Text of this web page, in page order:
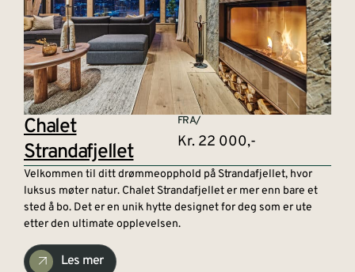
Chalet
Strandafjellet
FRA/
Kr. 22 000,-
Velkommen til ditt drømmeopphold på Strandafjellet, hvor
luksus møter natur. Chalet Strandafjellet er mer enn bare et
sted å bo. Det er en unik hytte designet for deg som er ute
etter den ultimate opplevelsen.
Les mer